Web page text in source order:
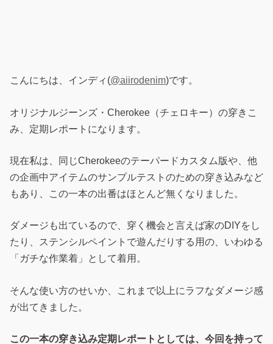
こんにちは、インディ(@aiirodenim)です。
オリジナルジーンズ・Cherokee（チェロキー）の穿きこ
み、定期レポートになります。
現在私は、同じCherokeeのテーパードカスタム版や、他
の企画中アイテムのサンプルテストのための穿き込みなど
もあり、この一本の出番はほとんど無くなりました。
ダメージも出ているので、穿く機会と言えば家のDIYをし
たり、ステンシルペイントで遊んだりする用の、いわゆる
「ガチな作業着」として着用。
そんな使い方のせいか、これまで以上にラフなダメージ感
が出てきました。
この一本の穿き込み定期レポートとしては、今回を持って